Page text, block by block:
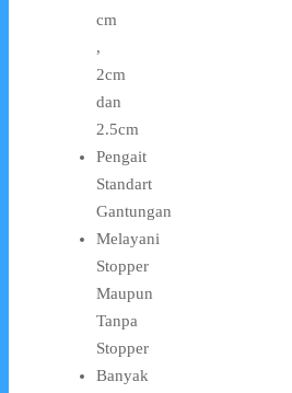
cm
,
2cm
dan
2.5cm
Pengait
Standart
Gantungan
Melayani
Stopper
Maupun
Tanpa
Stopper
Banyak